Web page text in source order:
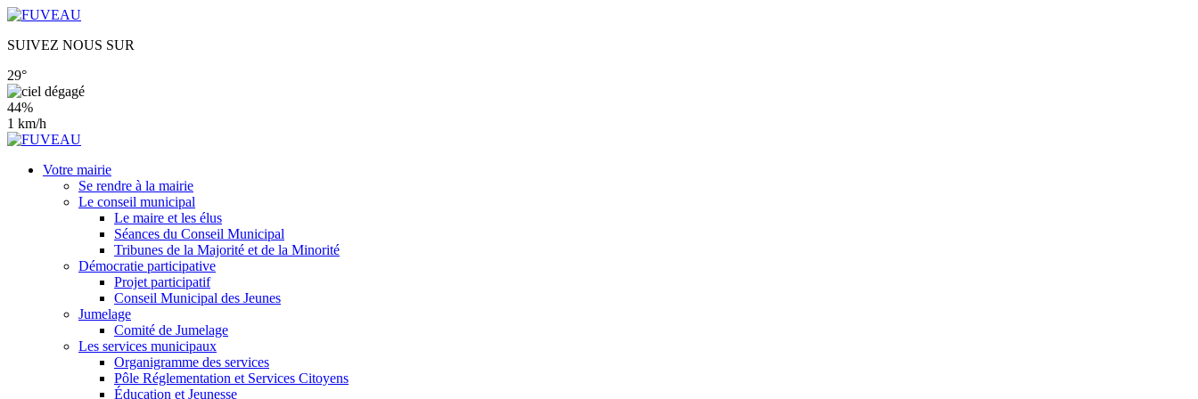
SUIVEZ NOUS SUR
29°
44%
1 km/h
Votre mairie
Se rendre à la mairie
Le conseil municipal
Le maire et les élus
Séances du Conseil Municipal
Tribunes de la Majorité et de la Minorité
Démocratie participative
Projet participatif
Conseil Municipal des Jeunes
Jumelage
Comité de Jumelage
Les services municipaux
Organigramme des services
Pôle Réglementation et Services Citoyens
Éducation et Jeunesse